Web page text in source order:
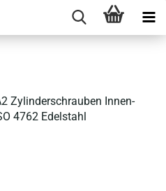
Zy­lin­der­schrau­ben In­nen­
4762 Edel­stahl